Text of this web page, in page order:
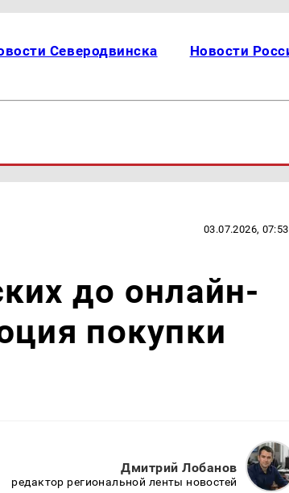
Северодвинска Новости
03.07.2026, 07:53
до онлайн-
покупки
Дмитрий Лобанов
редактор региональной ленты новостей